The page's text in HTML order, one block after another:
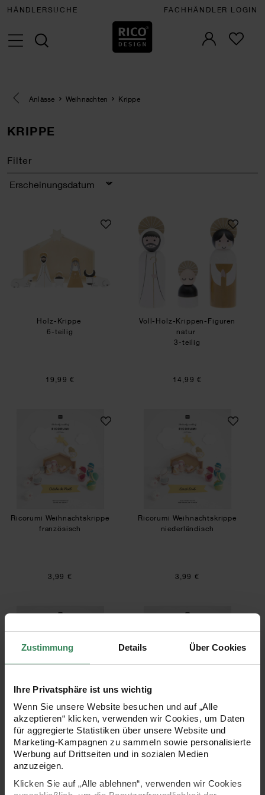
Zustimmung Details Über Cookies
Ihre Privatsphäre ist uns wichtig
Wenn Sie unsere Website besuchen und auf „Alle
akzeptieren“ klicken, verwenden wir Cookies, um Daten
für aggregierte Statistiken über unsere Website und
Marketing-Kampagnen zu sammeln sowie personalisierte
Werbung auf Drittseiten und in sozialen Medien
anzuzeigen.
Klicken Sie auf „Alle ablehnen“, verwenden wir Cookies
HÄNDLERSUCHE FACHHÄNDLER LOGIN
Eine Kategorie zurück navigieren
Anlässe Weihnachten Krippe
KRIPPE
Filter
Sortierung
Holz-Krippe
Holz-Krippe
6-teilig
19,99 €
Voll-Holz-
Voll-Holz-Krippen-Figuren
natur
3-teilig
14,99 €
Ricorumi Weihnachtskrippe französisch
Ricorumi Weihnachtskrippe
französisch
3,99 €
Ricorumi
Ricorumi Weihnachtskrippe
niederländisch
3,99 €
Ricorumi Weihnachtskrippe englisch
Ricorumi Weihnachtskrippe
englisch
3,99 €
Ricorumi
Ricorumi Weihnachtskrippe
deutsch